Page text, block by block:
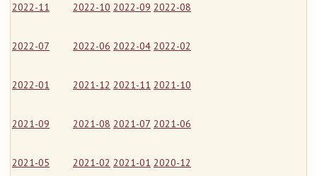
2022-11 2022-10 2022-09 2022-08
2022-07 2022-06 2022-04 2022-02
2022-01 2021-12 2021-11 2021-10
2021-09 2021-08 2021-07 2021-06
2021-05 2021-02 2021-01 2020-12